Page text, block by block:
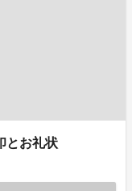
とお礼状